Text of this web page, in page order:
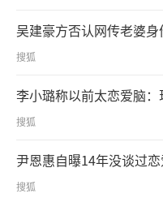
吴建豪方否认网传老婆
搜狐
李小璐称以前太恋爱脑
搜狐
尹恩惠自曝14年没谈过
搜狐